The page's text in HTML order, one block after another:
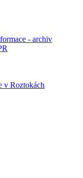
- archiv
v Roztokách